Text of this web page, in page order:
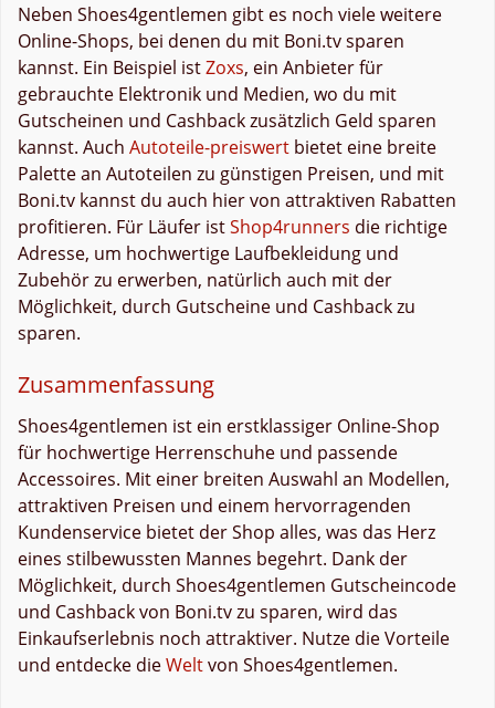
Neben Shoes4gentlemen gibt es noch viele weitere
Online-Shops, bei denen du mit Boni.tv sparen
kannst. Ein Beispiel istZoxs, ein Anbieter für
gebrauchte Elektronik und Medien, wo du mit
Gutscheinen und Cashback zusätzlich Geld sparen
kannst. Auch Autoteile-preiswert bietet eine breite
Palette an Autoteilen zu günstigen Preisen, und mit
Boni.tv kannst du auch hier von attraktiven Rabatten
profitieren. Für Läufer istShop4runners die richtige
Adresse, um hochwertige Laufbekleidung und
Zubehör zu erwerben, natürlich auch mit der
Möglichkeit, durch Gutscheine und Cashback zu
sparen.
Zusammenfassung
Shoes4gentlemen ist ein erstklassiger Online-Shop
für hochwertige Herrenschuhe und passende
Accessoires. Mit einer breiten Auswahl an Modellen,
attraktiven Preisen und einem hervorragenden
Kundenservice bietet der Shop alles, was das Herz
eines stilbewussten Mannes begehrt. Dank der
Möglichkeit, durch Shoes4gentlemen Gutscheincode
und Cashback von Boni.tv zu sparen, wird das
Einkaufserlebnis noch attraktiver. Nutze die Vorteile
und entdecke dieWeltvon Shoes4gentlemen.